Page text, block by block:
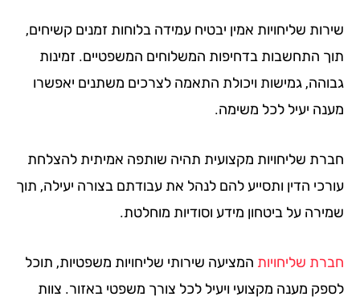
שליחויות אמין יבטיח עמידה בלוחות זמנים קשיחים,
התחשבות בדחיפות המשלוחים המשפטיים. זמינות
גמישות ויכולת התאמה לצרכים משתנים יאפשרו
יעיל לכל משימה.
שליחויות מקצועית תהיה שותפה אמיתית להצלחת
הדין ותסייע להם לנהל את עבודתם בצורה יעילה, תוך
על ביטחון מידע וסודיות מוחלטת.
שליחויותהמציעה שירותי שליחויות משפטיות, תוכל
מענה מקצועי ויעיל לכל צורך משפטי באזור. צוות